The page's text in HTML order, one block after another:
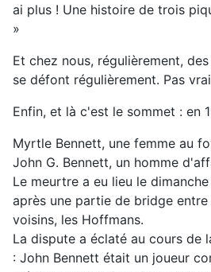
ai plus ! Une histoire de trois
»
Et chez nous, régulièrement,
se défont régulièrement. Pas
Enfin, et là c'est le sommet : en
Myrtle Bennett, une femme au
John G. Bennett, un homme
Le meurtre a eu lieu le
après une partie de bridge
voisins, les Hoffmans.
La dispute a éclaté au cours de
: John Bennett était un joueur